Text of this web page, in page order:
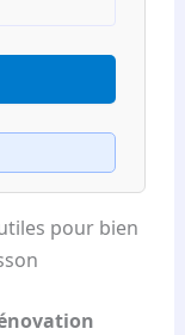
pour bien